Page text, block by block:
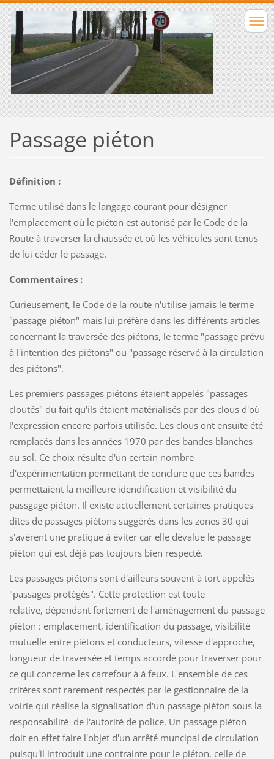
Passage piéton
Définition :
Terme utilisé dans le langage courant pour désigner
l'emplacement où le piéton est autorisé par le Code de la
Route à traverser la chaussée et où les véhicules sont tenus
de lui céder le passage.
Commentaires :
Curieusement, le Code de la route n'utilise jamais le terme
"passage piéton" mais lui préfère dans les différents articles
concernant la traversée des piétons, le terme "passage prévu
à l'intention des piétons" ou "passage réservé à la circulation
des piétons".
Les premiers passages piétons étaient appelés "passages
cloutés" du fait qu'ils étaient matérialisés par des clous d'où
l'expression encore parfois utilisée. Les clous ont ensuite été
remplacés dans les années 1970 par des bandes blanches
au sol. Ce choix résulte d'un certain nombre
d'expérimentation permettant de conclure que ces bandes
permettaient la meilleure idendification et visibilité du
passgage piéton. Il existe actuellement certaines pratiques
dites de passages piétons suggérés dans les zones 30 qui
s'avèrent une pratique à éviter car elle dévalue le passage
piéton qui est déjà pas toujours bien respecté.
Les passages piétons sont d'ailleurs souvent à tort appelés
"passages protégés". Cette protection est toute
relative, dépendant fortement de l'aménagement du passage
piéton : emplacement, identification du passage, visibilité
mutuelle entre piétons et conducteurs, vitesse d'approche,
longueur de traversée et temps accordé pour traverser pour
ce qui concerne les carrefour à à feux. L'ensemble de ces
critères sont rarement respectés par le gestionnaire de la
voirie qui réalise la signalisation d'un passage piéton sous la
responsabilité de l'autorité de police. Un passage piéton
doit en effet faire l'objet d'un arrêté muncipal de circulation
puisqu'il introduit une contrainte pour le piéton, celle de